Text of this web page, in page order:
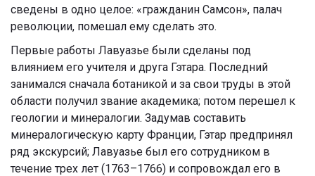
сведены в одно целое: «гражданин Самсон», палач
революции, помешал ему сделать это.
Первые работы Лавуазье были сделаны под
влиянием его учителя и друга Гэтара. Последний
занимался сначала ботаникой и за свои труды в этой
области получил звание академика; потом перешел к
геологии и минералогии. Задумав составить
минералогическую карту Франции, Гэтар предпринял
ряд экскурсий; Лавуазье был его сотрудником в
течение трех лет (1763–1766) и сопровождал его в